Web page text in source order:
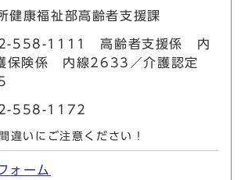
健康福祉部高齢者支援課
558-1111 高齢者支援係 内
保険係 内線2633／介護認定
558-1172
違いにご注意ください！
ォーム